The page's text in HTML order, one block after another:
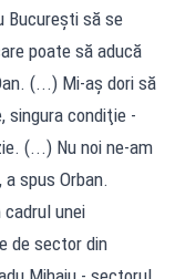
Bucureşti să se
poate să aducă
(...) Mi-aş dori să
singura condiţie -
(...) Nu noi ne-am
spus Orban.
cadrul unei
de sector din